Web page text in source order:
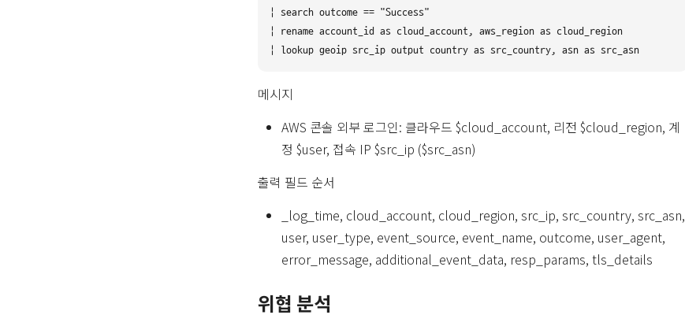
| search outcome == "Success"
| rename account_id as cloud_account, aws_region as cloud_region
메시지
AWS 콘솔 외부 로그인: 클라우드 $cloud_account, 리전 $cloud_region, 계
정 $user, 접속 IP $src_ip ($src_asn)
출력 필드 순서
_log_time, cloud_account, cloud_region, src_ip, src_country, src_asn,
user, user_type, event_source, event_name, outcome, user_agent,
error_message, additional_event_data, resp_params, tls_details
위협 분석